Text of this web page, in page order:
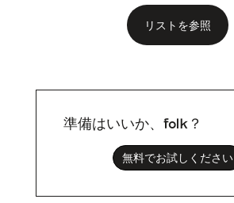
リストを参照
準備はいいか、folk？
無料でお試しください